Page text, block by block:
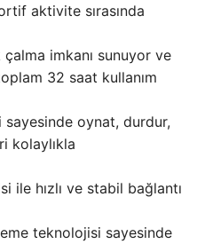
aktivite sırasında
imkanı sunuyor ve
32 saat kullanım
oynat, durdur,
kolaylıkla
ile hızlı ve stabil bağlantı
teknolojisi sayesinde